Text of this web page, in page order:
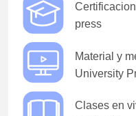
press
Material y
University
Clases en